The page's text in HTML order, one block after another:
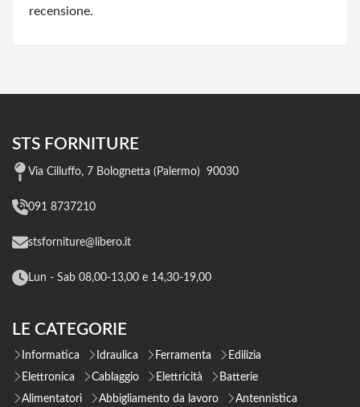
recensione.
STS FORNITURE
Via Cilluffo, 7 Bolognetta (Palermo) 90030
091 8737210
stsforniture@libero.it
Lun - Sab 08,00-13,00 e 14,30-19,00
LE CATEGORIE
Informatica Idraulica Ferramenta
Edilizia
Elettronica
Cablaggio Elettricità
Batterie
Alimentatori
Abbigliamento da lavoro Antennistica